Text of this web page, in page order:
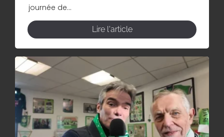
journée de...
Lire l'article